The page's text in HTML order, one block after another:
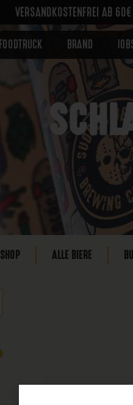
VERSANDKOSTENFREI AB
FOODTRUCK BRAND
SHOP ALLE BIERE